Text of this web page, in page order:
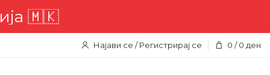
🇲🇰
Најави се / Регистрирај се 0 / 0 ден